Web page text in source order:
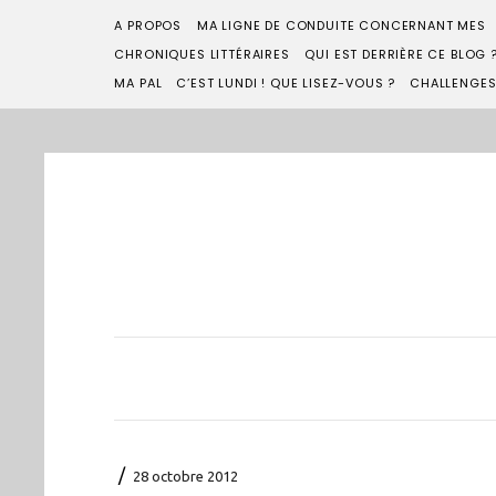
A PROPOS
MA LIGNE DE CONDUITE CONCERNANT MES
CHRONIQUES LITTÉRAIRES
QUI EST DERRIÈRE CE BLOG
MA PAL
C’EST LUNDI ! QUE LISEZ-VOUS ? CHALLENGES
/ 28 octobre 2012